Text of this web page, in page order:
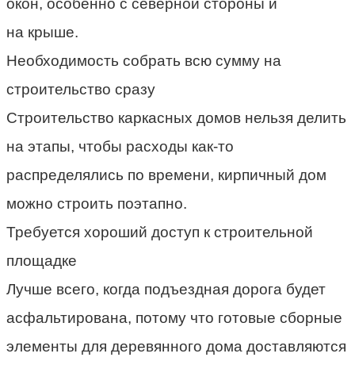
окон, особенно с северной стороны и
на крыше.
Необходимость собрать всю сумму на
строительство сразу
Строительство каркасных домов нельзя делить
на этапы, чтобы расходы как-то
распределялись по времени, кирпичный дом
можно строить поэтапно.
Требуется хороший доступ к строительной
площадке
Лучше всего, когда подъездная дорога будет
асфальтирована, потому что готовые сборные
элементы для деревянного дома доставляются